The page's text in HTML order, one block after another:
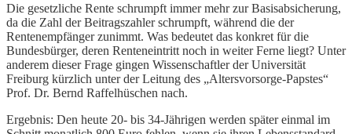
Die gesetzliche Rente schrumpft immer mehr zur Basisabsicherung,
da die Zahl der Beitragszahler schrumpft, während die der
Rentenempfänger zunimmt. Was bedeutet das konkret für die
Bundesbürger, deren Renteneintritt noch in weiter Ferne liegt? Unter
anderem dieser Frage gingen Wissenschaftler der Universität
Freiburg kürzlich unter der Leitung des „Altersvorsorge-Papstes“
Prof. Dr. Bernd Raffelhüschen nach.
Ergebnis: Den heute 20- bis 34-Jährigen werden später einmal im